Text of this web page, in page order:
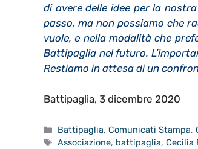
di avere delle idee per la
passo, ma non possiamo che
vuole, e nella modalità che
Battipaglia nel futuro.
Restiamo in attesa di un
Battipaglia, 3 dicembre 2020
Categorie
Battipaglia,Comunicati Stampa,
Tag
Associazione, battipaglia,Cecilia